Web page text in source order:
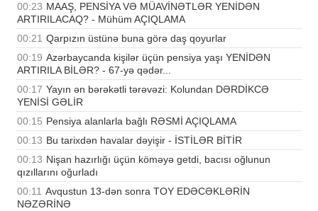
00:23 MAAŞ, PENSİYA VƏ MÜAVİNƏTLƏR YENİDƏN
ARTIRILACAQ? - Mühüm AÇIQLAMA
00:21 Qarpızın üstünə buna görə daş qoyurlar
00:19 Azərbaycanda kişilər üçün pensiya yaşı YENİDƏN
ARTIRILA BİLƏR? - 67-yə qədər...
00:17 Yayın ən bərəkətli tərəvəzi: Kolundan DƏRDİKCƏ
YENİSİ GƏLİR
00:15 Pensiya alanlarla bağlı RƏSMİ AÇIQLAMA
00:13 Bu tarixdən havalar dəyişir - İSTİLƏR BİTİR
00:13 Nişan hazırlığı üçün köməyə getdi, bacısı oğlunun
qızıllarını oğurladı
00:11 Avqustun 13-dən sonra TOY EDƏCƏKLƏRİN
NƏZƏRİNƏ